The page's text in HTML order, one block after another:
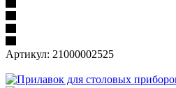
Артикул: 21000002525